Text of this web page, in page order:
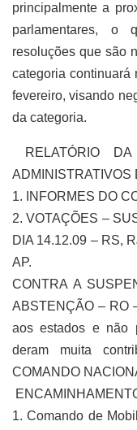
principalmente a
parlamentares, o
resoluções que são
categoria continuará
fevereiro, visando
da categoria.
RELATÓRIO DA
ADMINISTRATIVOS
1. INFORMES DO
2. VOTAÇÕES –
DIA 14.12.09 – RS,
AP.
CONTRA A
ABSTENÇÃO – RO
aos estados e não
deram muita
COMANDO
1. Comando de